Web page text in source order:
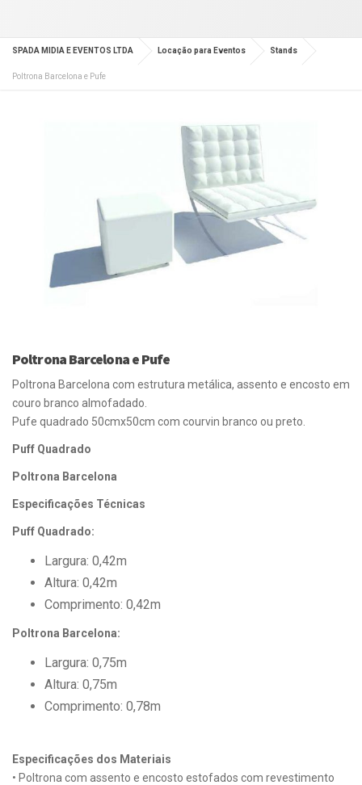
SPADA MIDIA E EVENTOS LTDA Locação para Eventos Stands
Poltrona Barcelona e Pufe
Poltrona Barcelona e Pufe
Poltrona Barcelona com estrutura metálica, assento e encosto em
couro branco almofadado.
Pufe quadrado 50cmx50cm com courvin branco ou preto.
Puff Quadrado
Poltrona Barcelona
Especificações Técnicas
Puff Quadrado:
Largura: 0,42m
Altura: 0,42m
Comprimento: 0,42m
Poltrona Barcelona:
Largura: 0,75m
Altura: 0,75m
Comprimento: 0,78m
Especificações dos Materiais
• Poltrona com assento e encosto estofados com revestimento